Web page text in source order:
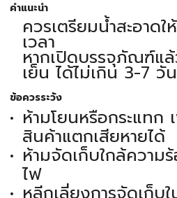
คำแนะนำ
ควรเตรียมน้ำสะอาด
เวลา
หากเปิดบรรจุภัณฑ์แ
เย็น ได้ไม่เกิน 3-7 วัน
ข้อควรระวัง
ห้ามโยนหรือกระแทก
สินค้าแตกเสียหายได้
ห้ามจัดเก็บใกล้ความ
ไฟ